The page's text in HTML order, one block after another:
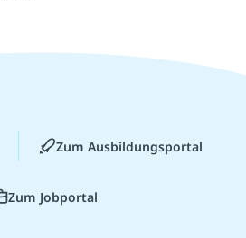
Zum Ausbildungsportal
Zum Jobportal